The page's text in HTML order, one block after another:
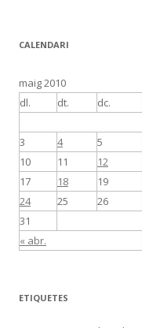
CALENDARI
maig 2010
dl.
dt. dc.
« abr.
3
4 5
10
11 12
17
18 19
24
25 26
31
ETIQUETES